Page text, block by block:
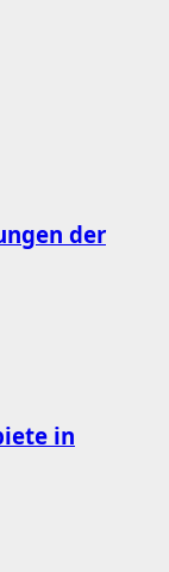
der
in